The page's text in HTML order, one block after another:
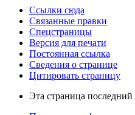
Ссылки сюда
Связанные правки
Спецстраницы
Версия для печати
Постоянная ссылка
Сведения о странице
Цитировать страницу
Эта страница